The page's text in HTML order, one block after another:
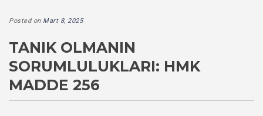
Posted on Mart 8, 2025
TANIK OLMANIN
SORUMLULUKLARI: HMK
MADDE 256